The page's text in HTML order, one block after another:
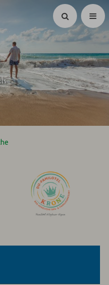
Suchen